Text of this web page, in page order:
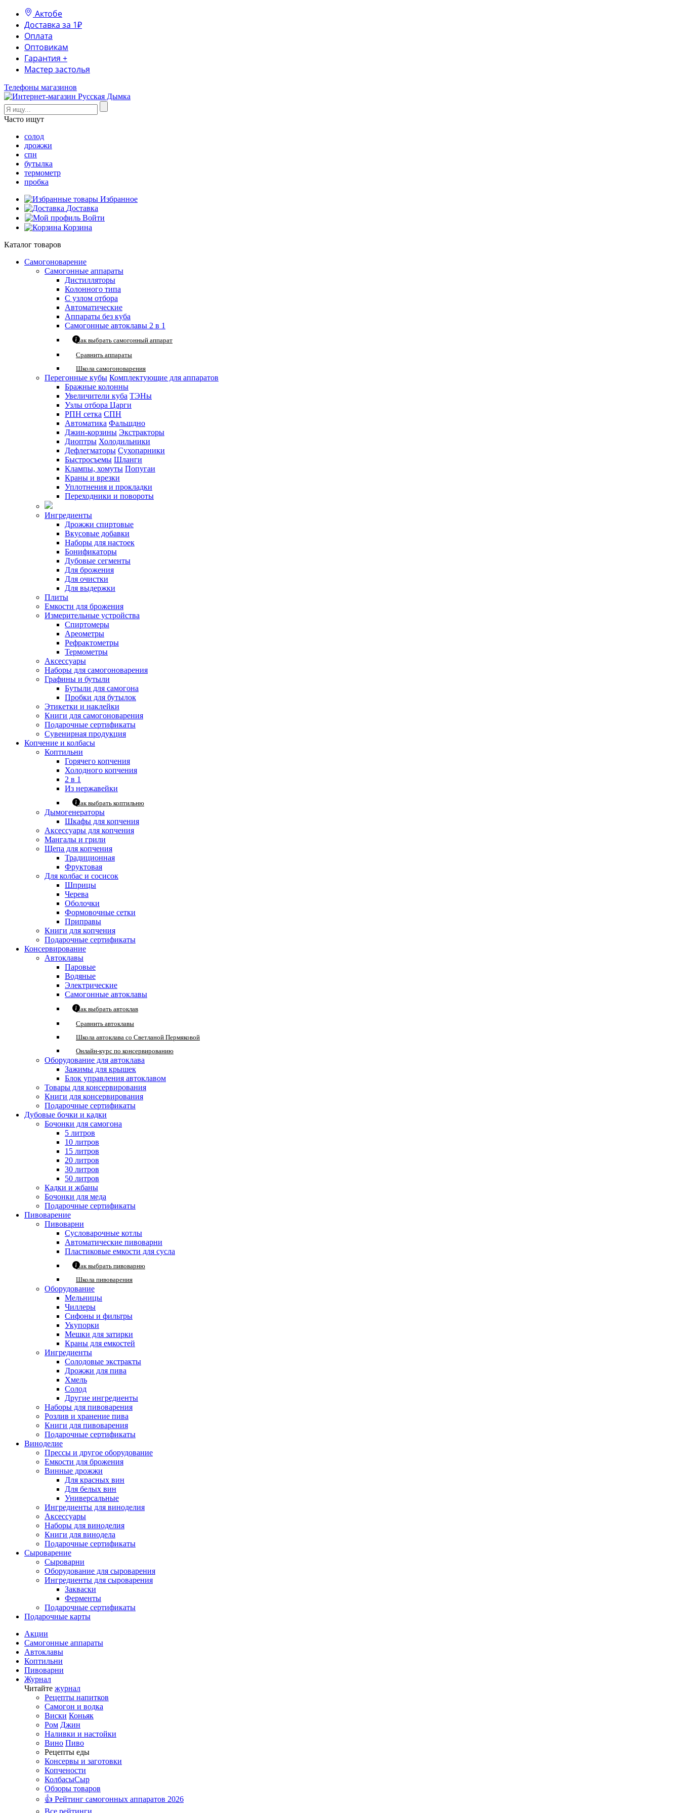
Актобе
Доставка за 1₽
Оплата
Оптовикам
Гарантия +
Мастер застолья
Телефоны магазинов
Часто ищут
солод
дрожжи
спн
бутылка
термометр
пробка
Избранное
Доставка
Войти
Корзина
Каталог товаров
Самогоноварение
Самогонные аппараты
Дистилляторы
Колонного типа
С узлом отбора
Автоматические
Аппараты без куба
Самогонные автоклавы 2 в 1
Как выбрать самогонный аппарат
Сравнить аппараты
Школа самогоноварения
Перегонные кубы Комплектующие для аппаратов
Бражные колонны
Увеличители куба ТЭНы
Узлы отбора Царги
РПН сетка СПН
Автоматика Фальшдно
Джин-корзины Экстракторы
Диоптры Холодильники
Дефлегматоры Сухопарники
Быстросъемы Шланги
Клампы, хомуты Попугаи
Краны и врезки
Уплотнения и прокладки
Переходники и повороты
Ингредиенты
Дрожжи спиртовые
Вкусовые добавки
Наборы для настоек
Бонификаторы
Дубовые сегменты
Для брожения
Для очистки
Для выдержки
Плиты
Емкости для брожения
Измерительные устройства
Спиртомеры
Ареометры
Рефрактометры
Термометры
Аксессуары
Наборы для самогоноварения
Графины и бутыли
Бутыли для самогона
Пробки для бутылок
Этикетки и наклейки
Книги для самогоноварения
Подарочные сертификаты
Сувенирная продукция
Копчение и колбасы
Коптильни
Горячего копчения
Холодного копчения
2 в 1
Из нержавейки
Как выбрать коптильню
Дымогенераторы
Шкафы для копчения
Аксессуары для копчения
Мангалы и грили
Щепа для копчения
Традиционная
Фруктовая
Для колбас и сосисок
Шприцы
Черева
Оболочки
Формовочные сетки
Приправы
Книги для копчения
Подарочные сертификаты
Консервирование
Автоклавы
Паровые
Водяные
Электрические
Самогонные автоклавы
Как выбрать автоклав
Сравнить автоклавы
Школа автоклава со Светланой Пермяковой
Онлайн-курс по консервированию
Оборудование для автоклава
Зажимы для крышек
Блок управления автоклавом
Товары для консервирования
Книги для консервирования
Подарочные сертификаты
Дубовые бочки и кадки
Бочонки для самогона
5 литров
10 литров
15 литров
20 литров
30 литров
50 литров
Кадки и жбаны
Бочонки для меда
Подарочные сертификаты
Пивоварение
Пивоварни
Сусловарочные котлы
Автоматические пивоварни
Пластиковые емкости для сусла
Как выбрать пивоварню
Школа пивоварения
Оборудование
Мельницы
Чиллеры
Сифоны и фильтры
Укупорки
Мешки для затирки
Краны для емкостей
Ингредиенты
Солодовые экстракты
Дрожжи для пива
Хмель
Солод
Другие ингредиенты
Наборы для пивоварения
Розлив и хранение пива
Книги для пивоварения
Подарочные сертификаты
Виноделие
Прессы и другое оборудование
Емкости для брожения
Винные дрожжи
Для красных вин
Для белых вин
Универсальные
Ингредиенты для виноделия
Аксессуары
Наборы для виноделия
Книги для винодела
Подарочные сертификаты
Сыроварение
Сыроварни
Оборудование для сыроварения
Ингредиенты для сыроварения
Закваски
Ферменты
Подарочные сертификаты
Подарочные карты
Акции
Самогонные аппараты
Автоклавы
Коптильни
Пивоварни
Журнал
Читайте журнал
Рецепты напитков
Самогон и водка
Виски Коньяк
Ром Джин
Наливки и настойки
Вино Пиво
Рецепты еды
Консервы и заготовки
Копчености
КолбасыСыр
Обзоры товаров
👍 Рейтинг самогонных аппаратов 2026
Все рейтинги